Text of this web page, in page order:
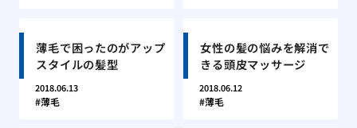
薄毛で困ったのがアップ
スタイルの髪型
2018.06.13
薄毛
女性の髪の悩みを解消で
きる頭皮マッサージ
2018.06.12
薄毛